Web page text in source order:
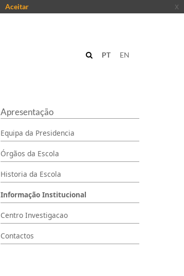
EN
PT
Apresentação
Equipa da Presidencia
Órgãos da Escola
Historia da Escola
Informação Institucional
Centro Investigacao
Contactos
Aceitar x